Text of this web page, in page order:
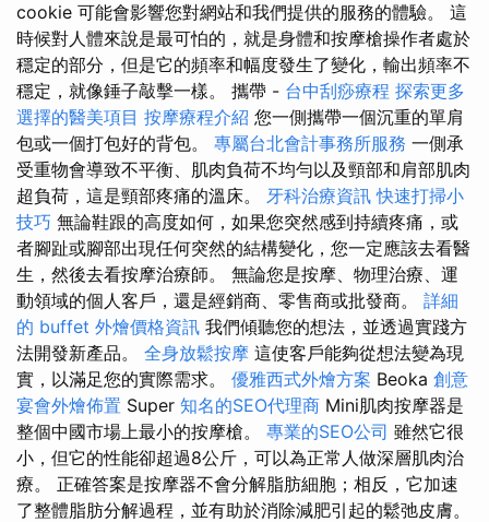
cookie 可能會影響您對網站和我們提供的服務的體驗。 這
時候對人體來說是最可怕的，就是身體和按摩槍操作者處於
穩定的部分，但是它的頻率和幅度發生了變化，輸出頻率不
穩定，就像錘子敲擊一樣。 攜帶 - 台中刮痧療程 探索更多
選擇的醫美項目 按摩療程介紹 您一側攜帶一個沉重的單肩
包或一個打包好的背包。 專屬台北會計事務所服務 一側承
受重物會導致不平衡、肌肉負荷不均勻以及頸部和肩部肌肉
超負荷，這是頸部疼痛的溫床。 牙科治療資訊 快速打掃小
技巧 無論鞋跟的高度如何，如果您突然感到持續疼痛，或
者腳趾或腳部出現任何突然的結構變化，您一定應該去看醫
生，然後去看按摩治療師。 無論您是按摩、物理治療、運
動領域的個人客戶，還是經銷商、零售商或批發商。 詳細
的 buffet 外燴價格資訊 我們傾聽您的想法，並透過實踐方
法開發新產品。 全身放鬆按摩 這使客戶能夠從想法變為現
實，以滿足您的實際需求。 優雅西式外燴方案 Beoka 創意
宴會外燴佈置 Super 知名的SEO代理商 Mini肌肉按摩器是
整個中國市場上最小的按摩槍。 專業的SEO公司 雖然它很
小，但它的性能卻超過8公斤，可以為正常人做深層肌肉治
療。 正確答案是按摩器不會分解脂肪細胞；相反，它加速
了整體脂肪分解過程，並有助於消除減肥引起的鬆弛皮膚。